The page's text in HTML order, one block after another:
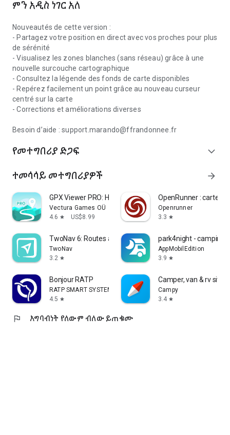
ምልክት፣ ደህንነትን የሚጎዳ ችግር፣ ወዘተ. አስተውለሃል?
(https://sentinelles.sportsdenature.fr) አመሰግናለሁ። ሪፖርትዎ ወደ
የአስተዳዳሪዎች አውታረ መረብ ይላካል
ከአካባቢው ባለስልጣናት, የስፖርት ፌዴሬሽኖች, የስቴት አገልግሎቶች እና
የተፈጥሮ አካባቢዎች አስተዳዳሪዎች, የዚህ ዓይነቱን ችግር ለመፍታት
ኃላፊነት የተሰጠው.
ለሪፖርትዎ ስለተሰጠው ክትትል ያሳውቅዎታል።
- ለሁሉም የMaRando ማህበረሰብ አባላት ተደራሽ የሆነ አስተያየት በመፃፍ
አሁን ስላደረጉት የእግር ጉዞ አስተያየትዎን ያካፍሉ።
- ቴክኒካዊ ችግር, ልምዱን ወይም አፕሊኬሽኑን ለማሻሻል ምክሮች?
አያመንቱ።
MaRando® በብሔራዊ ስፖርት ኤጀንሲ (ኤኤንኤስ) የሚደገፍ
ምን አዲስ ነገር አለ
Nouveautés de cette version :
- Partagez votre position en direct avec vos proches pour plus
de sérénité
- Visualisez les zones blanches (sans réseau) grâce à une
nouvelle surcouche cartographique
- Consultez la légende des fonds de carte disponibles
- Repérez facilement un point grâce au nouveau curseur
centré sur la carte
- Corrections et améliorations diverses
Besoin d’aide : support.marando@ffrandonnee.fr
የመተግበሪያ ድጋፍ expand_more
ተመሳሳይ መተግበሪያዎች arrow_forward
GPX Viewer PRO: Hike & Bike
Vectura Games OÜ
4.6 star US$8.99
OpenRunner : cartes
Openrunner
3.3 star
TwoNav 6: Routes and Maps
TwoNav
3.2 star
park4night - camping
AppMobilEdition
3.9 star
Bonjour RATP
RATP SMART SYSTEMS
4.5 star
Camper, van & rv
Campy
3.4 star
flag አግባብነት የለውም ብለው ይጠቁሙ